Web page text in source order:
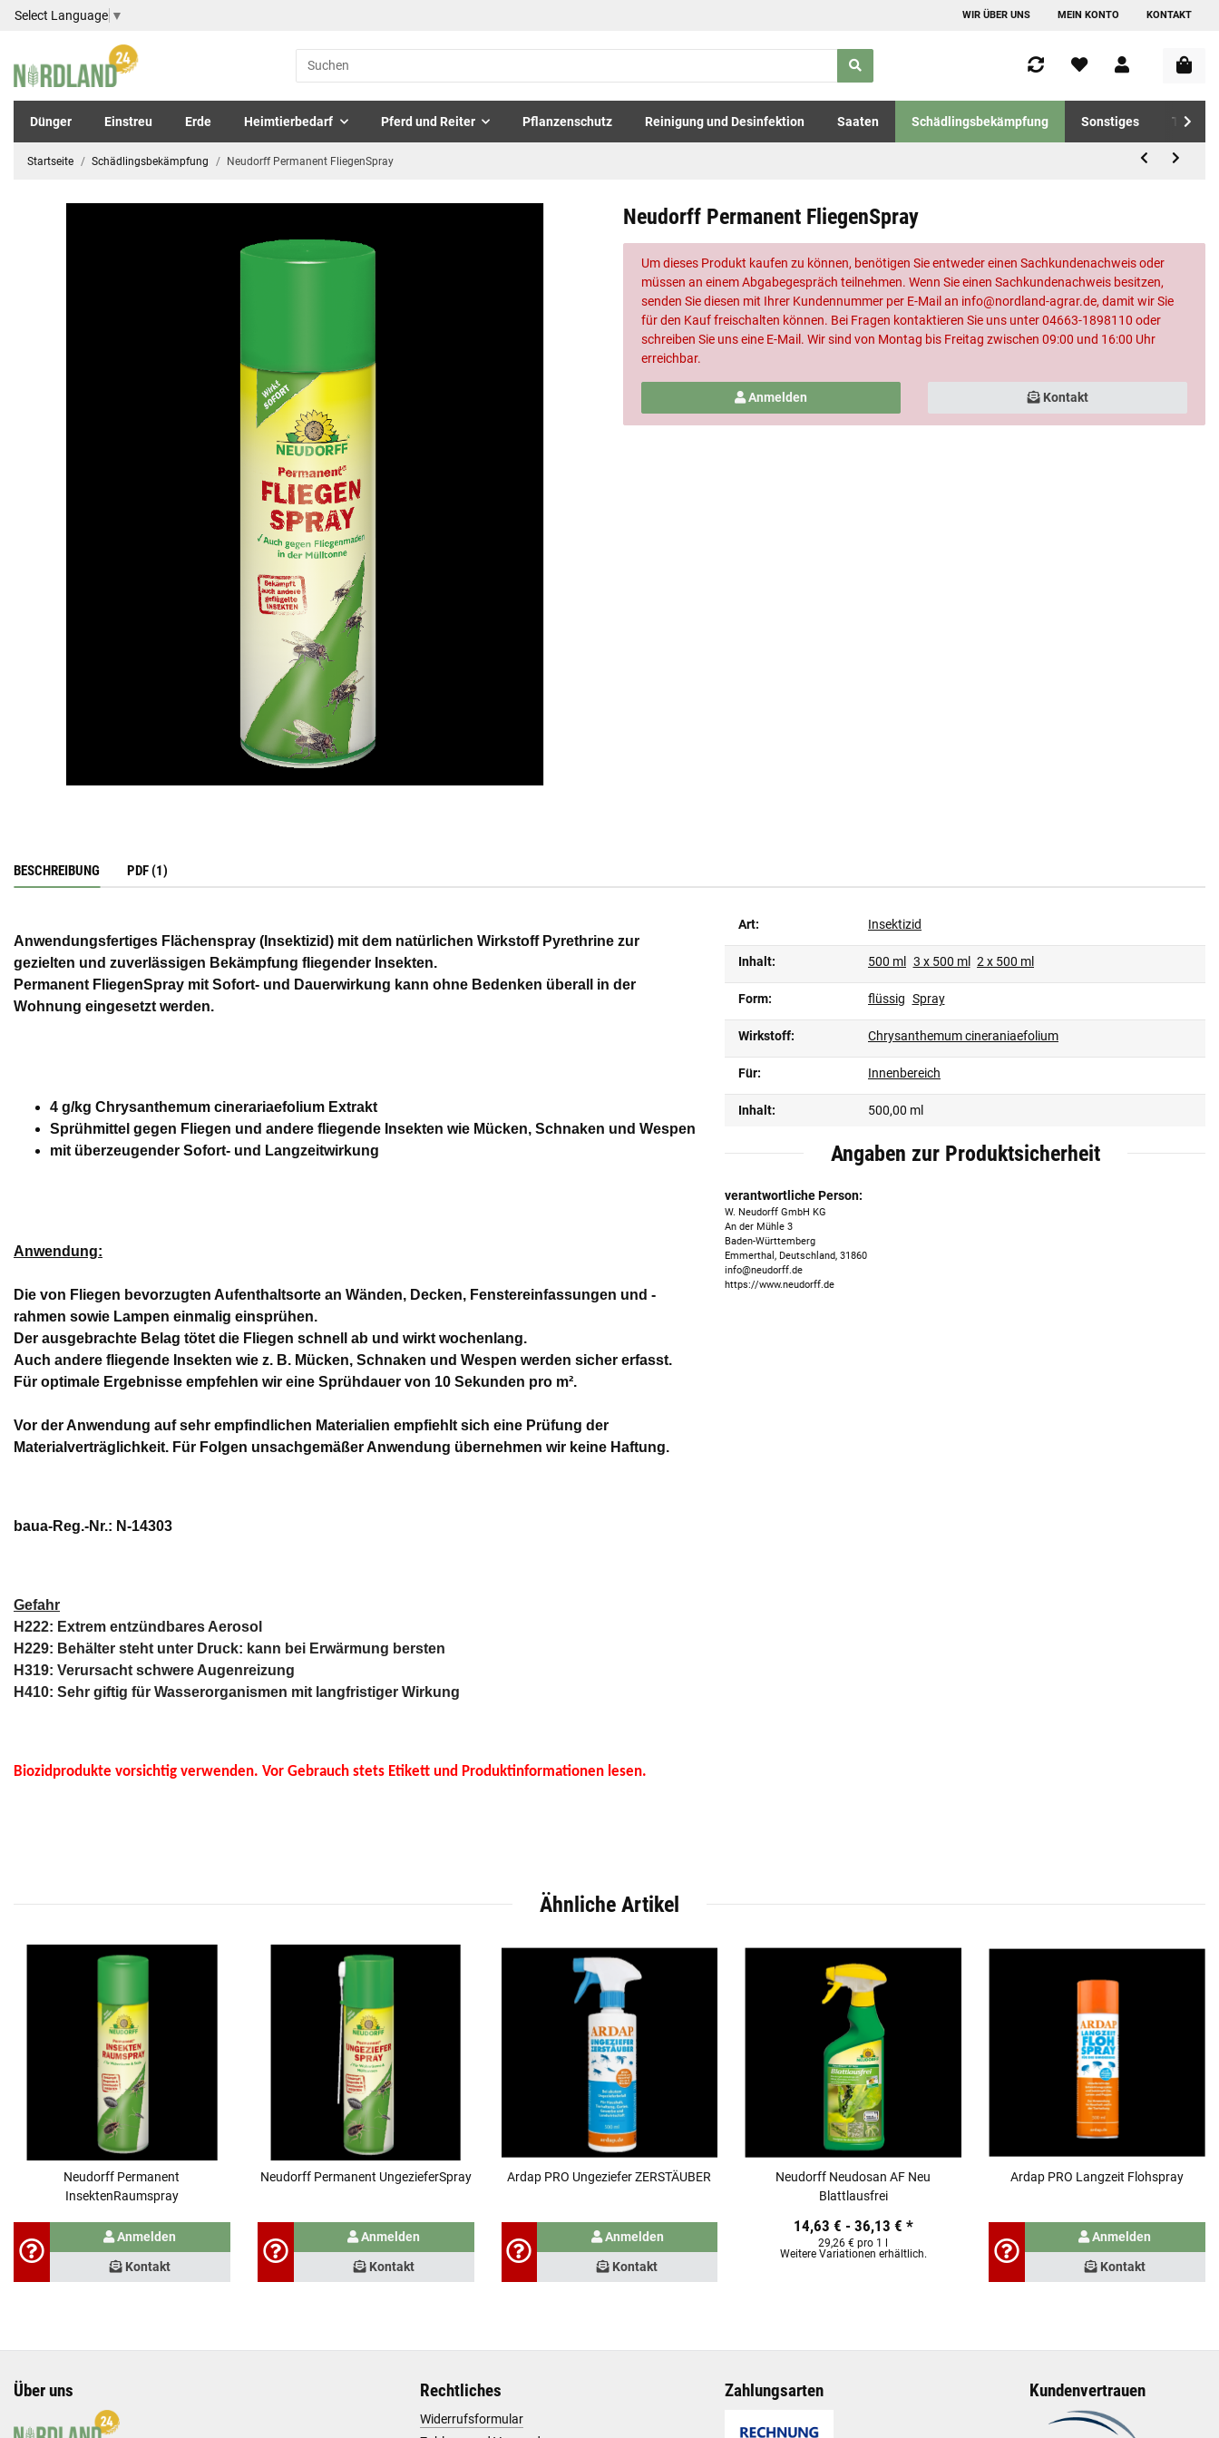
Select Language ▼ WIR ÜBER UNS MEIN KONTO KONTAKT
Dünger Einstreu Erde Heimtierbedarf Pferd und Reiter Pflanzenschutz Reinigung und Desinfektion Saaten Schädlingsbekämpfung Sonstiges
Startseite Schädlingsbekämpfung Neudorff Permanent FliegenSpray
Neudorff Permanent FliegenSpray
Um dieses Produkt kaufen zu können, benötigen Sie entweder einen Sachkundenachweis oder
müssen an einem Abgabegespräch teilnehmen. Wenn Sie einen Sachkundenachweis besitzen,
senden Sie diesen mit Ihrer Kundennummer per E-Mail an info@nordland-agrar.de, damit wir Sie
für den Kauf freischalten können. Bei Fragen kontaktieren Sie uns unter 04663-1898110 oder
schreiben Sie uns eine E-Mail. Wir sind von Montag bis Freitag zwischen 09:00 und 16:00 Uhr
erreichbar.
Anmelden Kontakt
BESCHREIBUNG PDF (1)
Anwendungsfertiges Flächenspray (Insektizid) mit dem natürlichen Wirkstoff Pyrethrine zur
gezielten und zuverlässigen Bekämpfung fliegender Insekten.
Permanent FliegenSpray mit Sofort- und Dauerwirkung kann ohne Bedenken überall in der
Wohnung eingesetzt werden.
4 g/kg Chrysanthemum cinerariaefolium Extrakt
Sprühmittel gegen Fliegen und andere fliegende Insekten wie Mücken, Schnaken und Wespen
mit überzeugender Sofort- und Langzeitwirkung
Anwendung:
Die von Fliegen bevorzugten Aufenthaltsorte an Wänden, Decken, Fenstereinfassungen und -
rahmen sowie Lampen einmalig einsprühen.
Der ausgebrachte Belag tötet die Fliegen schnell ab und wirkt wochenlang.
Auch andere fliegende Insekten wie z. B. Mücken, Schnaken und Wespen werden sicher erfasst.
Für optimale Ergebnisse empfehlen wir eine Sprühdauer von 10 Sekunden pro m².
Vor der Anwendung auf sehr empfindlichen Materialien empfiehlt sich eine Prüfung der
Materialverträglichkeit. Für Folgen unsachgemäßer Anwendung übernehmen wir keine Haftung.
baua-Reg.-Nr.: N-14303
Gefahr
H222: Extrem entzündbares Aerosol
H229: Behälter steht unter Druck: kann bei Erwärmung bersten
H319: Verursacht schwere Augenreizung
H410: Sehr giftig für Wasserorganismen mit langfristiger Wirkung
Biozidprodukte vorsichtig verwenden. Vor Gebrauch stets Etikett und Produktinformationen lesen.
Art: Insektizid
Inhalt: 500 ml 3 x 500 ml 2 x 500 ml
Form: flüssig Spray
Wirkstoff: Chrysanthemum cineraniaefolium
Für: Innenbereich
Inhalt: 500,00 ml
Angaben zur Produktsicherheit
verantwortliche Person:
W. Neudorff GmbH KG
An der Mühle 3
Baden-Württemberg
Emmerthal, Deutschland, 31860
info@neudorff.de
https://www.neudorff.de
Ähnliche Artikel
Neudorff Permanent
InsektenRaumspray
Anmelden
Kontakt
Neudorff Permanent UngezieferSpray
Anmelden
Kontakt
Ardap PRO Ungeziefer ZERSTÄUBER
Anmelden
Kontakt
Neudorff Neudosan AF Neu
Blattlausfrei
14,63 € - 36,13 € *
29,26 € pro 1 l
Weitere Variationen erhältlich.
Ardap PRO Langzeit Flohspray
Anmelden
Kontakt
Über uns Rechtliches
Widerrufsformular
Zahlungsarten Kundenvertrauen